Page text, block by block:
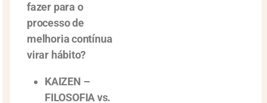
fazer para o
processo de
melhoria contínua
virar hábito?
KAIZEN –
FILOSOFIA vs.